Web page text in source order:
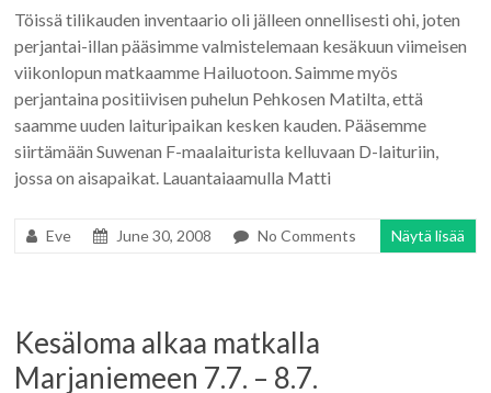
Töissä tilikauden inventaario oli jälleen onnellisesti ohi, joten
perjantai-illan pääsimme valmistelemaan kesäkuun viimeisen
viikonlopun matkaamme Hailuotoon. Saimme myös
perjantaina positiivisen puhelun Pehkosen Matilta, että
saamme uuden laituripaikan kesken kauden. Pääsemme
siirtämään Suwenan F-maalaiturista kelluvaan D-laituriin,
jossa on aisapaikat. Lauantaiaamulla Matti
Eve June 30, 2008 No Comments Näytä lisää
Kesäloma alkaa matkalla
Marjaniemeen 7.7. – 8.7.